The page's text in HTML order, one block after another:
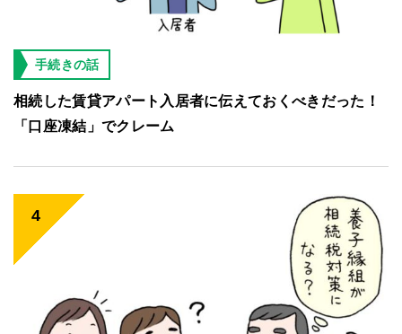
手続きの話
相続した賃貸アパート入居者に伝えておくべきだった！
「口座凍結」でクレーム